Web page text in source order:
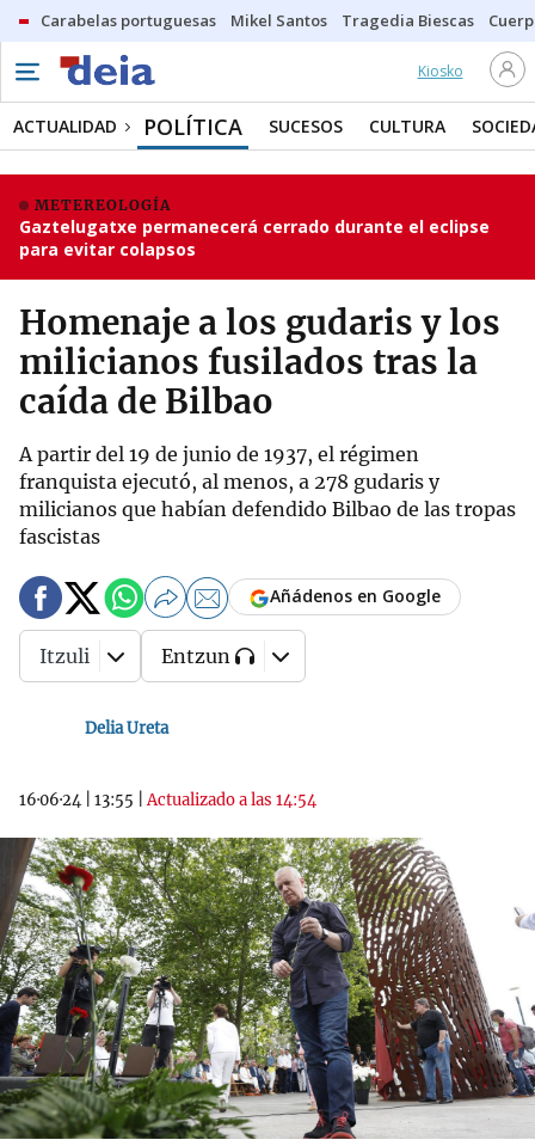
Carabelas portuguesas Mikel Santos Tragedia Biescas
Kiosko
ACTUALIDAD POLÍTICA SUCESOS CULTURA
METEREOLOGÍA
Gaztelugatxe permanecerá cerrado durante el eclipse
para evitar colapsos
Homenaje a los gudaris y los
milicianos fusilados tras la
caída de Bilbao
A partir del 19 de junio de 1937, el régimen
franquista ejecutó, al menos, a 278 gudaris y
milicianos que habían defendido Bilbao de las tropas
fascistas
Delia Ureta
16·06·24 13:55 |Actualizado a las 14:54
Añádenos en Google
Itzuli Entzun